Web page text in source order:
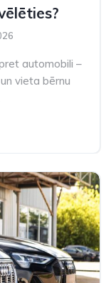
automobili –
vieta bērnu